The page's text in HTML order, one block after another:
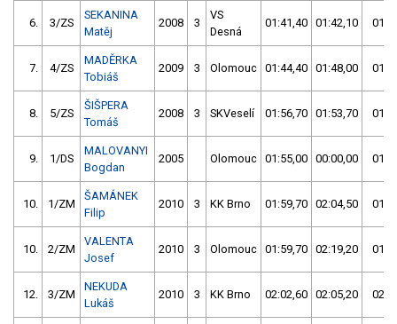
6. 3/ZS
SEKANINA
Matěj
2008 3
VS
Desná
01:41,40 01:42,10
7. 4/ZS
MADĚRKA
Tobiáš
2009 3 Olomouc 01:44,40 01:48,00
8. 5/ZS
ŠIŠPERA
Tomáš
2008 3 SKVeselí 01:56,70 01:53,70
9. 1/DS
MALOVANYI
Bogdan
2005 Olomouc 01:55,00 00:00,00
10. 1/ZM
ŠAMÁNEK
Filip
2010 3 KK Brno 01:59,70 02:04,50
10. 2/ZM
VALENTA
Josef
2010 3 Olomouc 01:59,70 02:19,20
12. 3/ZM
NEKUDA
Lukáš
2010 3 KK Brno 02:02,60 02:05,20